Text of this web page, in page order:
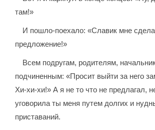
там!»
И пошло-поехало: «Славик мне
предложение!»
Всем подругам, родителям,
подчиненным: «Просит выйти за него
Хи-хи-хи!» А я не то что не предлагал,
уговорила ты меня путем долгих и
приставаний.